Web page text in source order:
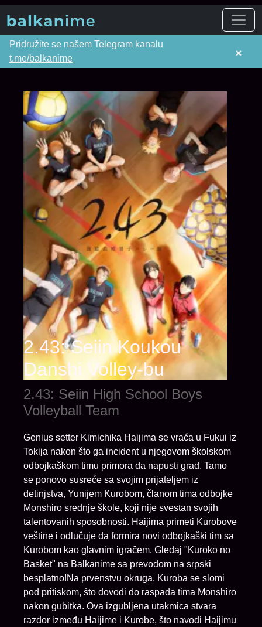
Pridružite se našem Telegram kanalu
t.me/balkanime
×
2.43: Seiin Koukou
Danshi Volley-bu
2.43: Seiin High School Boys
Volleyball Team
Genius setter Kimichika Haijima se vraća u Fukui iz
Tokija nakon što ga incident u njegovom školskom
odbojkaškom timu primora da napusti grad. Tamo
se ponovo susreće sa svojim prijateljem iz
detinjstva, Yunijem Kurobom, članom tima odbojke
Monshiro srednje škole, koji nije svestan svojih
talentovanih sposobnosti. Haijima primeti Kurobove
veštine i odlučuje da formira novi odbojkaški tim sa
Kurobom kao glavnim igračem. Gledaj "Kuroko no
Basket" na Balkanime sa prevodom na srpski
besplatno!Na prvenstvu okruga, Kuroba se slomi
pod pritiskom, što dovodi do raspada tima Monshiro
nakon gubitka. Ova izgubljena utakmica stvara
razdor između Haijime i Kurobe, što navodi Haijimu